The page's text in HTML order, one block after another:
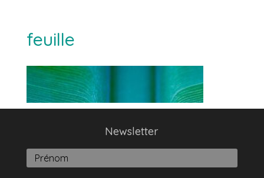
feuille
Newsletter